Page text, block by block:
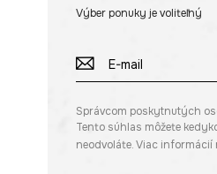
Výber ponuky je voliteľný
Správcom poskytnutých
Tento súhlas môžete
neodvoláte. Viac informácií